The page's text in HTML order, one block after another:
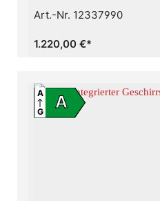
schonen die UmweltAlles
einer Stunde -
Art.-Nr. 12337990
1.220,00 €*
A
A
G